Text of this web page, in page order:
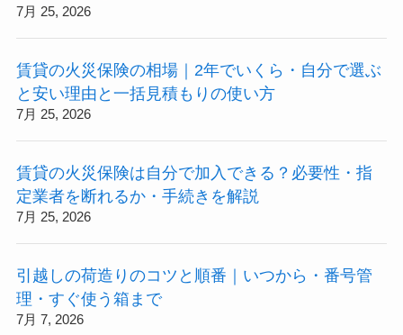
7月 25, 2026
賃貸の火災保険の相場｜2年でいくら・自分で選ぶ
と安い理由と一括見積もりの使い方
7月 25, 2026
賃貸の火災保険は自分で加入できる？必要性・指
定業者を断れるか・手続きを解説
7月 25, 2026
引越しの荷造りのコツと順番｜いつから・番号管
理・すぐ使う箱まで
7月 7, 2026